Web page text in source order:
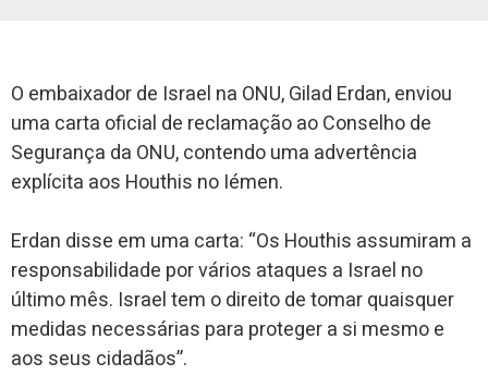
O embaixador de Israel na ONU, Gilad Erdan, enviou
uma carta oficial de reclamação ao Conselho de
Segurança da ONU, contendo uma advertência
explícita aos Houthis no Iémen.
Erdan disse em uma carta: “Os Houthis assumiram a
responsabilidade por vários ataques a Israel no
último mês. Israel tem o direito de tomar quaisquer
medidas necessárias para proteger a si mesmo e
aos seus cidadãos”.